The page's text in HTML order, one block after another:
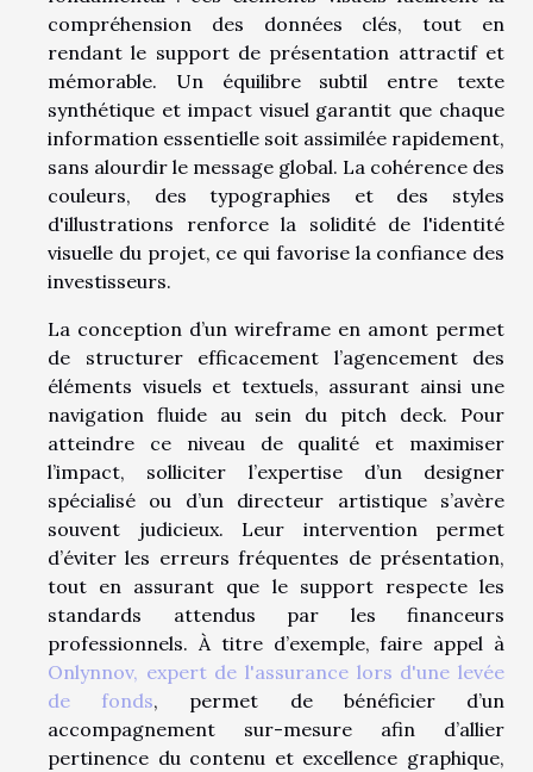
compréhension des données clés, tout en
rendant le support de présentation attractif et
mémorable. Un équilibre subtil entre texte
synthétique et impact visuel garantit que chaque
information essentielle soit assimilée rapidement,
sans alourdir le message global. La cohérence des
couleurs, des typographies et des styles
d'illustrations renforce la solidité de l'identité
visuelle du projet, ce qui favorise la confiance des
investisseurs.
La conception d’un wireframe en amont permet
de structurer efficacement l’agencement des
éléments visuels et textuels, assurant ainsi une
navigation fluide au sein du pitch deck. Pour
atteindre ce niveau de qualité et maximiser
l’impact, solliciter l’expertise d’un designer
spécialisé ou d’un directeur artistique s’avère
souvent judicieux. Leur intervention permet
d’éviter les erreurs fréquentes de présentation,
tout en assurant que le support respecte les
standards attendus par les financeurs
professionnels. À titre d’exemple, faire appel à
Onlynnov, expert de l'assurance lors d'une levée
de fonds, permet de bénéficier d’un
accompagnement sur-mesure afin d’allier
pertinence du contenu et excellence graphique,